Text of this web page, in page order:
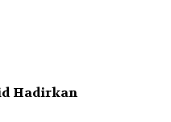
Hadirkan